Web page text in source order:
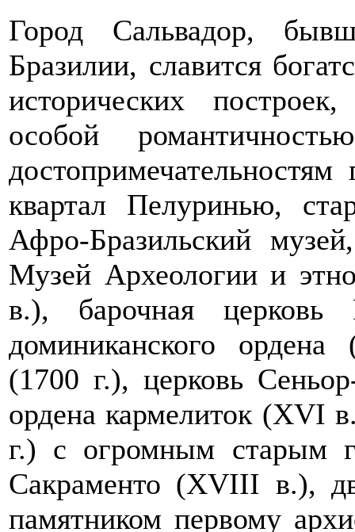
Город Сальвадор,
Бразилии, славится
исторических
особой
достопримечательностям
квартал Пелуринью,
Афро-Бразильский
Музей Археологии и
в.), барочная
доминиканского
(1700 г.), церковь
ордена кармелиток (XVI
г.) с огромным старым
Сакраменто (XVIII в.),
памятником первому